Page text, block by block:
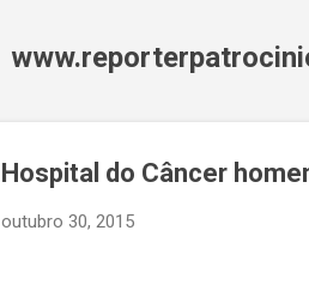
Hospital do Câncer
outubro 30, 2015